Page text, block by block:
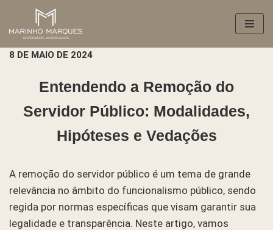
Pular
para
conteúdo
8 DE MAIO DE 2024
Entendendo a Remoção do
Servidor Público: Modalidades,
Hipóteses e Vedações
A remoção do servidor público é um tema de grande
relevância no âmbito do funcionalismo público, sendo
regida por normas específicas que visam garantir sua
legalidade e transparência. Neste artigo, vamos